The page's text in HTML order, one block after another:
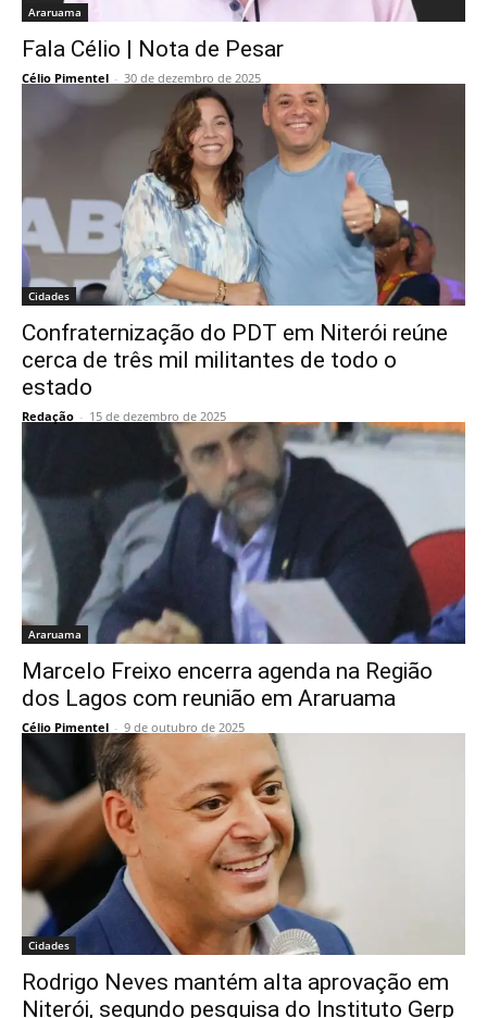
Araruama
Fala Célio | Nota de Pesar
Célio Pimentel - 30 de dezembro de 2025
Cidades
Confraternização do PDT em Niterói reúne
cerca de três mil militantes de todo o
estado
Redação - 15 de dezembro de 2025
Araruama
Marcelo Freixo encerra agenda na Região
dos Lagos com reunião em Araruama
Célio Pimentel - 9 de outubro de 2025
Cidades
Rodrigo Neves mantém alta aprovação em
Niterói, segundo pesquisa do Instituto Gerp